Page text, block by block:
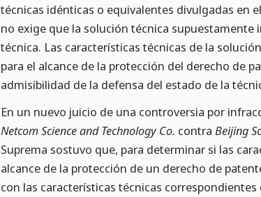
técnicas idénticas o equivalentes divulgadas en
no exige que la solución técnica
técnica. Las características técnicas de la
para el alcance de la protección del derecho de
admisibilidad de la defensa del estado de la
En un nuevo juicio de una controversia por
Netcom Science and Technology Co. contra Beijing
Suprema sostuvo que, para determinar si las
alcance de la protección de un derecho de
con las características técnicas